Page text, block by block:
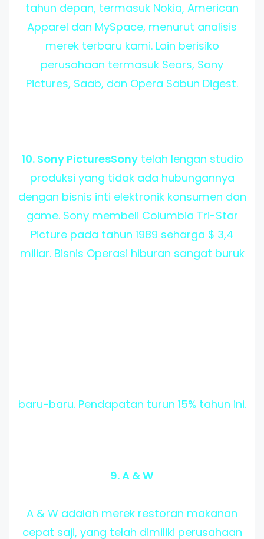
tahun depan, termasuk Nokia, American
Apparel dan MySpace, menurut analisis
merek terbaru kami. Lain berisiko
perusahaan termasuk Sears, Sony
Pictures, Saab, dan Opera Sabun Digest.
10. Sony PicturesSonytelah lengan studio
produksi yang tidak ada hubungannya
dengan bisnis inti elektronik konsumen dan
game. Sony membeli Columbia Tri-Star
Picture pada tahun 1989 seharga $ 3,4
miliar. Bisnis Operasi hiburan sangat buruk
baru-baru. Pendapatan turun 15% tahun ini.
9. A & W
A & W adalah merek restoran makanan
cepat saji, yang telah dimiliki perusahaan